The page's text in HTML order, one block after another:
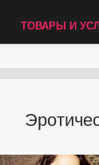
ТОВАРЫ И